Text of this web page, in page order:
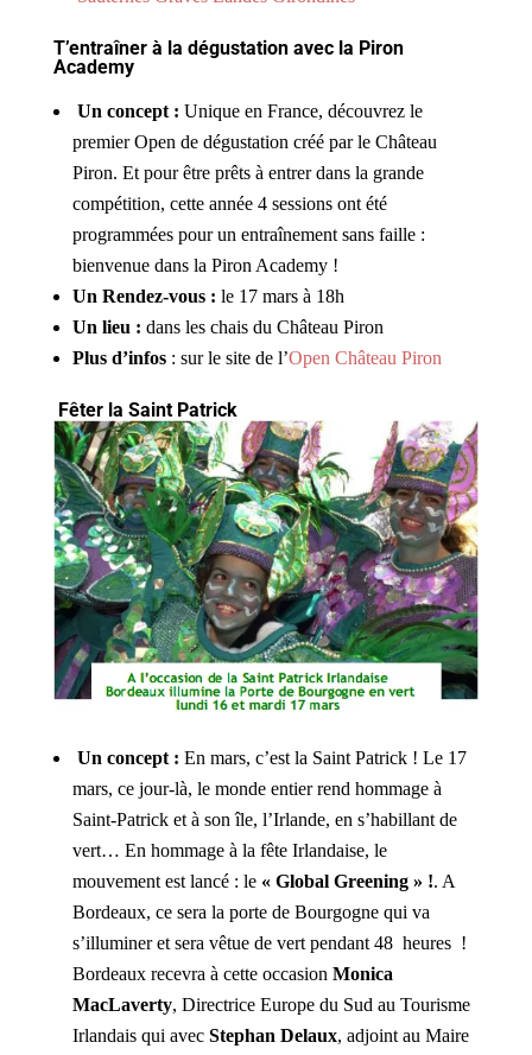
T’entraîner à la dégustation avec la Piron
Academy
Un concept : Unique en France, découvrez le
premier Open de dégustation créé par le Château
Piron. Et pour être prêts à entrer dans la grande
compétition, cette année 4 sessions ont été
programmées pour un entraînement sans faille :
bienvenue dans la Piron Academy !
Un Rendez-vous : le 17 mars à 18h
Un lieu : dans les chais du Château Piron
Plus d’infos: sur le site de l’Open Château Piron
Fêter la Saint Patrick
Un concept : En mars, c’est la Saint Patrick ! Le 17
mars, ce jour-là, le monde entier rend hommage à
Saint-Patrick et à son île, l’Irlande, en s’habillant de
vert… En hommage à la fête Irlandaise, le
mouvement est lancé : le« Global Greening » !. A
Bordeaux, ce sera la porte de Bourgogne qui va
s’illuminer et sera vêtue de vert pendant 48 heures !
Bordeaux recevra à cette occasion Monica
MacLaverty, Directrice Europe du Sud au Tourisme
Irlandais qui avec Stephan Delaux, adjoint au Maire